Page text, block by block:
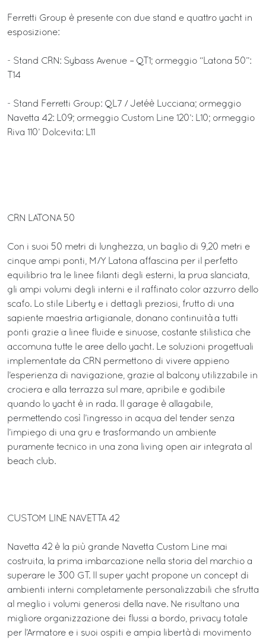
Ferretti Group è presente con due stand e quattro yacht in
esposizione:
- Stand CRN: Sybass Avenue – QT1; ormeggio “Latona 50”:
T14
- Stand Ferretti Group: QL7 / Jetéè Lucciana; ormeggio
Navetta 42: L09; ormeggio Custom Line 120’: L10; ormeggio
Riva 110’ Dolcevita: L11
CRN LATONA 50
Con i suoi 50 metri di lunghezza, un baglio di 9,20 metri e
cinque ampi ponti, M/Y Latona affascina per il perfetto
equilibrio tra le linee filanti degli esterni, la prua slanciata,
gli ampi volumi degli interni e il raffinato color azzurro dello
scafo. Lo stile Liberty e i dettagli preziosi, frutto di una
sapiente maestria artigianale, donano continuità a tutti
ponti grazie a linee fluide e sinuose, costante stilistica che
accomuna tutte le aree dello yacht. Le soluzioni progettuali
implementate da CRN permettono di vivere appieno
l’esperienza di navigazione, grazie al balcony utilizzabile in
crociera e alla terrazza sul mare, apribile e godibile
quando lo yacht è in rada. Il garage è allagabile,
permettendo così l’ingresso in acqua del tender senza
l’impiego di una gru e trasformando un ambiente
puramente tecnico in una zona living open air integrata al
beach club.
CUSTOM LINE NAVETTA 42
Navetta 42 è la più grande Navetta Custom Line mai
costruita, la prima imbarcazione nella storia del marchio a
superare le 300 GT. Il super yacht propone un concept di
ambienti interni completamente personalizzabili che sfrutta
al meglio i volumi generosi della nave. Ne risultano una
migliore organizzazione dei flussi a bordo, privacy totale
per l’Armatore e i suoi ospiti e ampia libertà di movimento